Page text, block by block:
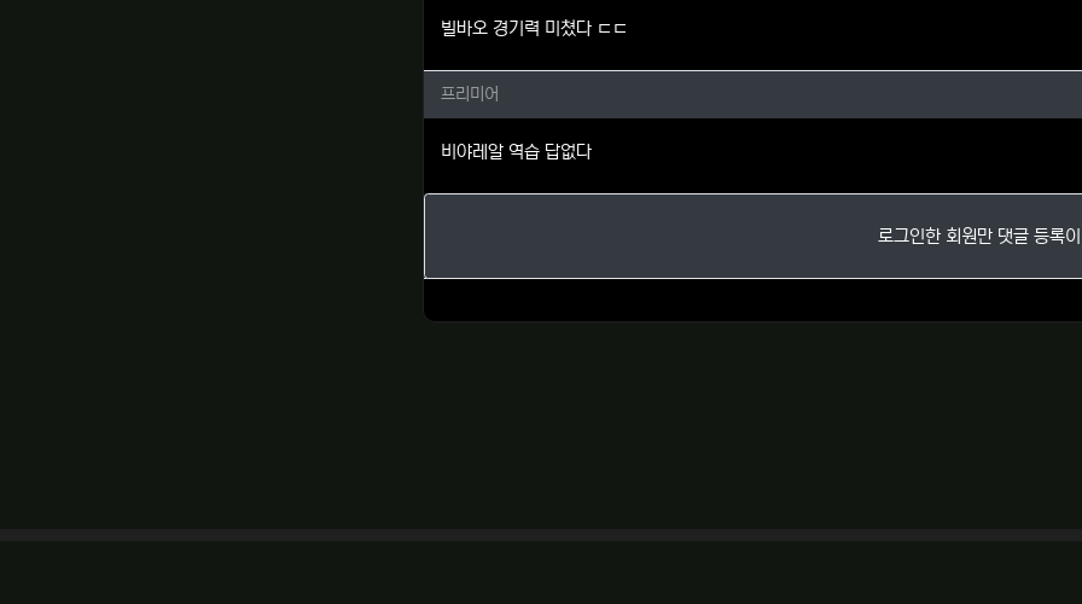
빌바오 경기력 미쳤다 ㄷㄷ
프리미어님의 댓글
프리미어
비야레알 역습 답없다
로그인한 회원만 댓글 등록